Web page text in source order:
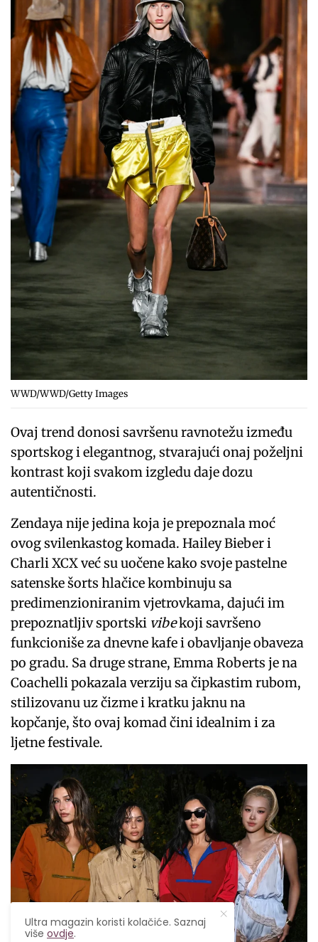
WWD/WWD/Getty Images
Ovaj trend donosi savršenu ravnotežu između
sportskog i elegantnog, stvarajući onaj poželjni
kontrast koji svakom izgledu daje dozu
autentičnosti.
Zendaya nije jedina koja je prepoznala moć
ovog svilenkastog komada. Hailey Bieber i
Charli XCX već su uočene kako svoje pastelne
satenske šorts hlačice kombinuju sa
predimenzioniranim vjetrovkama, dajući im
prepoznatljiv sportski vibekoji savršeno
funkcioniše za dnevne kafe i obavljanje obaveza
po gradu. Sa druge strane, Emma Roberts je na
Coachelli pokazala verziju sa čipkastim rubom,
stilizovanu uz čizme i kratku jaknu na
kopčanje, što ovaj komad čini idealnim i za
ljetne festivale.
Ultra magazin koristi kolačiće. Saznaj
višeovdje.